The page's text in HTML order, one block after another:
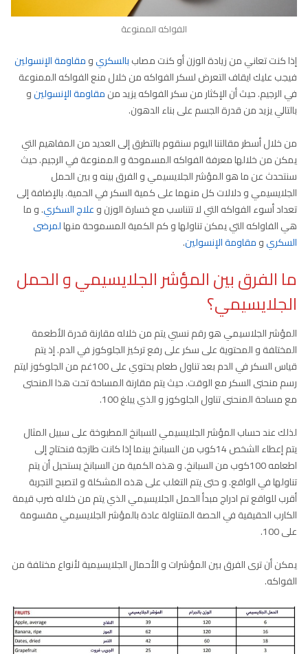
الفواكه الممنوعة
إذا كنت تعاني من زيادة الوزن أو كنت مصاببالسكريومقاومة الإنسولين
فيجب عليك ايقاف التعرض لسكر الفواكه من خلال منع الفواكه الممنوعة
في الرجيم. حيث أن الإكثار من سكر الفواكه يزيد منمقاومة الإنسولينو
بالتالي يزيد من قدرة الجسم على بناء الدهون.
من خلال أسطر مقالتنا اليوم سنقوم بالتطرق إلى العديد من المفاهيم التي
يمكن من خلالها معرفة الفواكه المسموحة و الممنوعة في الرجيم. حيث
سنتحدث عن ما هو المؤشر الجلايسيمي و الفرق بينه و بين الحمل
الجلايسيمي و دلالات كل منهما على كمية السكر في الحمية. بالإضافة إلى
تعداد أسوء الفواكه التي لا تتناسب مع خسارة الوزن وعلاج السكري. و ما
هي الفاواكه التي يمكن تناولها و كم الكمية المسموحة منهالمرضى
السكريومقاومة الإنسولين.
ما الفرق بين المؤشر الجلايسيمي و الحمل
الجلايسيمي؟
المؤشر الجلاسيمي هو رقم نسبي يتم من خلاله مقارنة قدرة الأطعمة
المختلفة و المحتوية على سكر على رفع تركيز الجلوكوز في الدم. إذ يتم
قياس السكر في الدم بعد تناول طعام يحتوي على 100غم من الجلوكوز ليتم
رسم منحنى السكر مع الوقت. حيث يتم مقارنة المساحة تحت هذا المنحنى
مع مساحة المنحنى تناول الجلوكوز و الذي يبلغ 100.
لذلك عند حساب المؤشر الجلايسيمي للسبانخ المطبوخة على سبيل المثال
يتم إعطاء الشخص 14كوب من السبانخ بينما إذا كانت طازجة فنحتاج إلى
اطعامه 100كوب من السبانخ. و هذه الكمية من السبانخ يستحيل أن يتم
تناولها في الواقع. و حتى يتم التغلب على هذه المشكلة و لتصبح التجربة
أقرب للواقع تم ادراج مبدأ الحمل الجلايسيمي الذي يتم من خلاله ضرب قيمة
الكارب الحقيقية في الحصة المتناولة عادة بالمؤشر الجلايسيمي مقسومة
على 100.
يمكن أن ترى الفرق بين المؤشرات و الأحمال الجلايسيمية لأنواع مختلفة من
الفواكه.